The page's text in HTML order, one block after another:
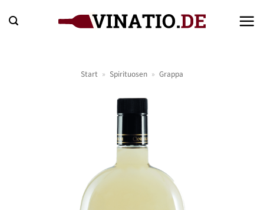
Inhalt
Start » Spirituosen » Grappa